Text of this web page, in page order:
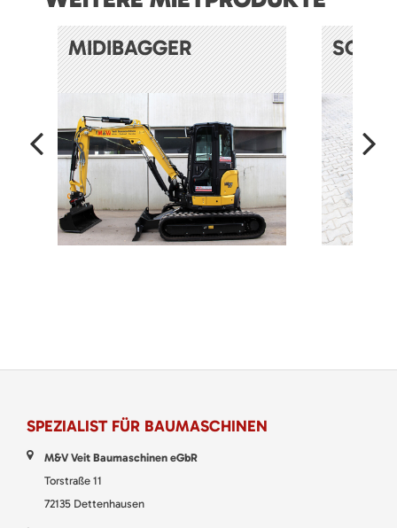
MIDIBAGGER
SPEZIALIST FÜR BAUMASCHINEN
M&V Veit Baumaschinen eGbR
Torstraße 11
72135 Dettenhausen